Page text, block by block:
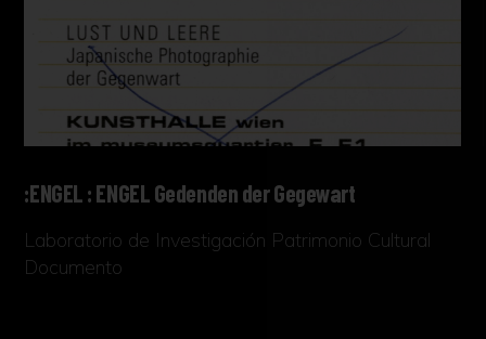
:ENGEL : ENGEL Gedenden der Gegewart
Laboratorio de Investigación Patrimonio Cultural
Documento